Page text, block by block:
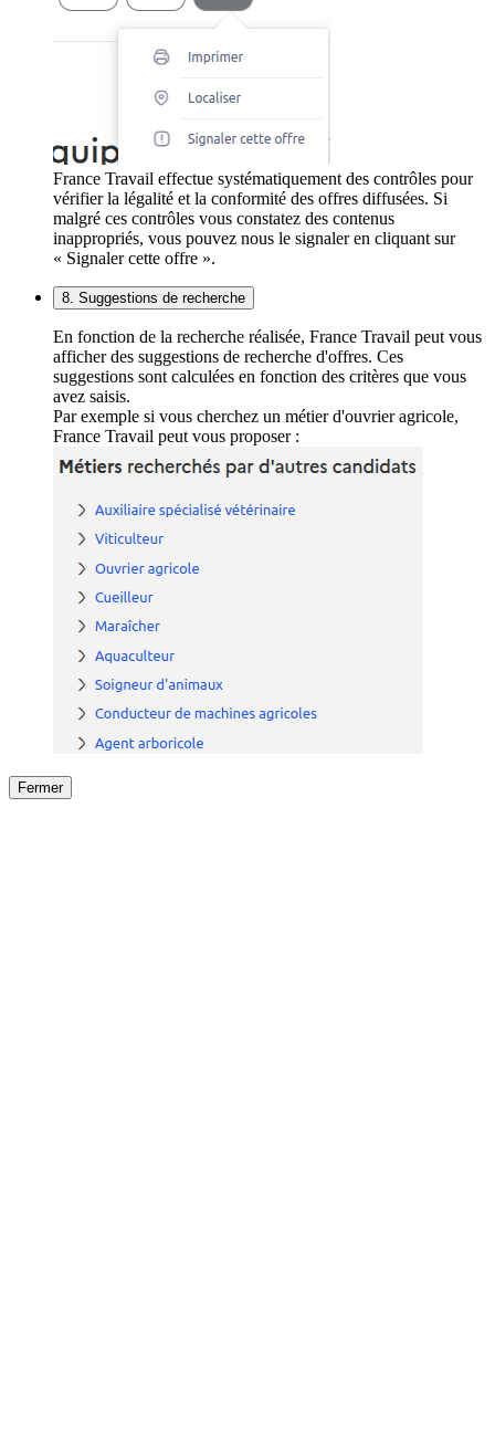
France Travail effectue systématiquement des contrôles pour
vérifier la légalité et la conformité des offres diffusées. Si
malgré ces contrôles vous constatez des contenus
inappropriés, vous pouvez nous le signaler en cliquant sur
« Signaler cette offre ».
8. Suggestions de recherche
En fonction de la recherche réalisée, France Travail peut vous
afficher des suggestions de recherche d'offres. Ces
suggestions sont calculées en fonction des critères que vous
avez saisis.
Par exemple si vous cherchez un métier d'ouvrier agricole,
France Travail peut vous proposer :
Fermer